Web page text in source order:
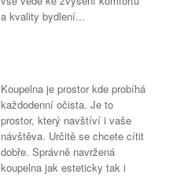
a kvality bydlení...
Koupelna je prostor kde probíhá
každodenní očista. Je to
prostor, který navštíví i vaše
návštěva. Určitě se chcete cítit
dobře. Správně navržená
koupelna jak esteticky tak i